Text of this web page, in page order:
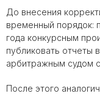
До внесения
временный порядок:
года конкурсным
публиковать отчеты
арбитражным судом
После этого